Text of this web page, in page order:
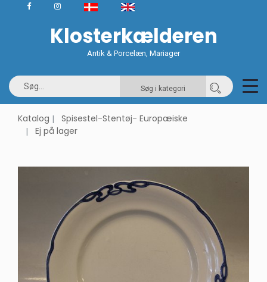
Klosterkælderen
Antik & Porcelæn, Mariager
Søg i kategori
Katalog
Spisestel-Stentøj- Europæiske
Ej på lager